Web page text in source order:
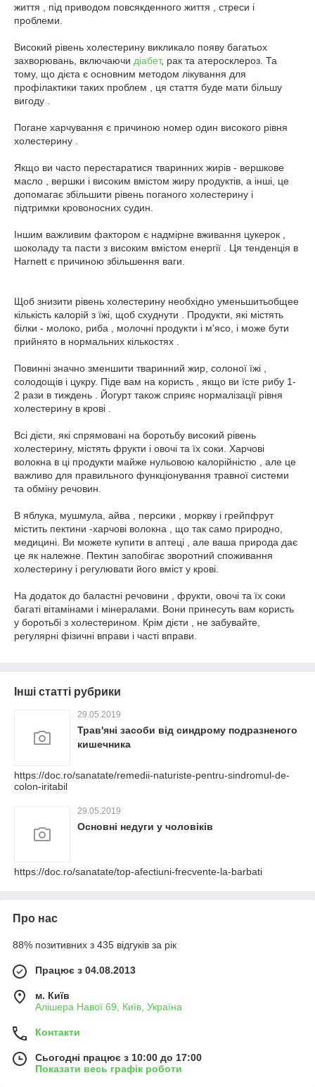
життя , під приводом повсякденного життя , стреси і
проблеми.
Високий рівень холестерину викликало появу багатьох
захворювань, включаючи діабет, рак та атеросклероз. Та
тому, що дієта є основним методом лікування для
профілактики таких проблем , ця стаття буде мати більшу
вигоду .
Погане харчування є причиною номер один високого рівня
холестерину .
Якщо ви часто перестаратися тваринних жирів - вершкове
масло , вершки і високим вмістом жиру продуктів, а інші, це
допомагає збільшити рівень поганого холестерину і
підтримки кровоносних судин.
Іншим важливим фактором є надмірне вживання цукерок ,
шоколаду та пасти з високим вмістом енергії . Ця тенденція в
Harnett є причиною збільшення ваги.
Щоб знизити рівень холестерину необхідно уменьшитьобщее
кількість калорій з їжі, щоб схуднути . Продукти, які містять
білки - молоко, риба , молочні продукти і м'ясо, і може бути
прийнято в нормальних кількостях .
Повинні значно зменшити тваринний жир, солоної їжі ,
солодощів і цукру. Піде вам на користь , якщо ви їсте рибу 1-
2 рази в тиждень . Йогурт також сприяє нормалізації рівня
холестерину в крові .
Всі дієти, які спрямовані на боротьбу високий рівень
холестерину, містять фрукти і овочі та їх соки. Харчові
волокна в ці продукти майже нульовою калорійністю , але це
важливо для правильного функціонування травної системи
та обміну речовин.
В яблука, мушмула, айва , персики , моркву і грейпфрут
містить пектини -харчові волокна , що так само природно,
медицині. Ви можете купити в аптеці , але ваша природа дає
це як належне. Пектин запобігає зворотний споживання
холестерину і регулювати його вміст у крові.
На додаток до баластні речовини , фрукти, овочі та їх соки
багаті вітамінами і мінералами. Вони принесуть вам користь
у боротьбі з холестерином. Крім дієти , не забувайте,
регулярні фізичні вправи і часті вправи.
Інші статті рубрики
29.05.2019
Трав'яні засоби від синдрому подразненого
кишечника
https://doc.ro/sanatate/remedii-naturiste-pentru-sindromul-de-
colon-iritabil
29.05.2019
Основні недуги у чоловіків
https://doc.ro/sanatate/top-afectiuni-frecvente-la-barbati
Про нас
88% позитивних з 435 відгуків за рік
Працює з 04.08.2013
м. Київ
Алішера Навої 69, Київ, Україна
Контакти
Сьогодні працює з 10:00 до 17:00
Показати весь графік роботи